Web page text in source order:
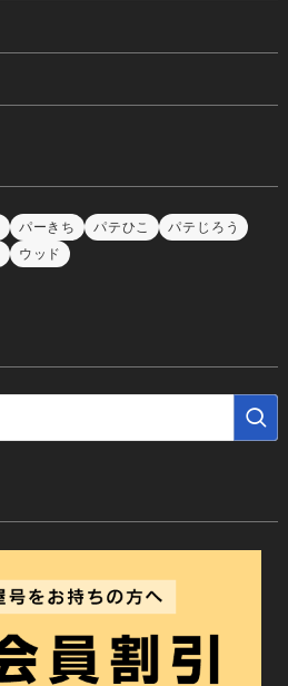
パーきち パテひこ
パテじろう
ウッド